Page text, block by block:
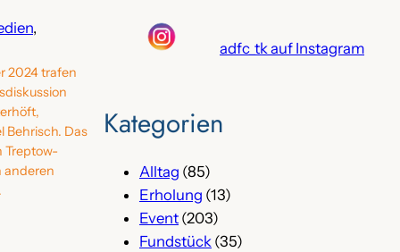
2024 trafen
Behrisch. Das
Treptow-
anderen
adfc_tk auf Instagram
Kategorien
Alltag (85)
Erholung (13)
Event (203)
Fundstück (35)